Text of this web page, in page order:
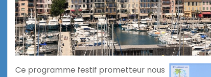
Ce programme festif prometteur nous